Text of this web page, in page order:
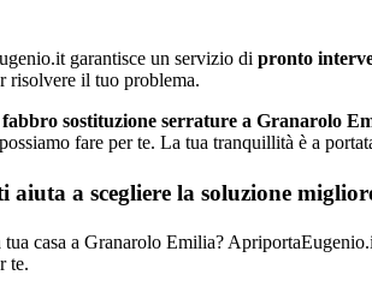
garantisce un servizio di pronto
risolvere il tuo problema.
fabbro sostituzione serrature a Granarolo
fare per te. La tua tranquillità è a
a scegliere la soluzione
tua casa a Granarolo Emilia?
te.